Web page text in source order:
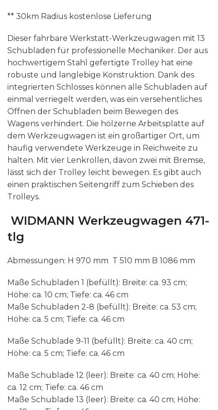
** 30km Radius kostenlose Lieferung
Dieser fahrbare Werkstatt-Werkzeugwagen mit 13
Schubladen für professionelle Mechaniker. Der aus
hochwertigem Stahl gefertigte Trolley hat eine
robuste und langlebige Konstruktion. Dank des
integrierten Schlosses können alle Schubladen auf
einmal verriegelt werden, was ein versehentliches
Öffnen der Schubladen beim Bewegen des
Wagens verhindert. Die hölzerne Arbeitsplatte auf
dem Werkzeugwagen ist ein großartiger Ort, um
häufig verwendete Werkzeuge in Reichweite zu
halten. Mit vier Lenkrollen, davon zwei mit Bremse,
lässt sich der Trolley leicht bewegen. Es gibt auch
einen praktischen Seitengriff zum Schieben des
Trolleys.
WIDMANN Werkzeugwagen 471-
tlg
Abmessungen: H 970 mm T 510 mm B 1086 mm
Maße Schubladen 1 (befüllt): Breite: ca. 93 cm;
Höhe: ca. 10 cm; Tiefe: ca. 46 cm
Maße Schubladen 2-8 (befüllt): Breite: ca. 53 cm;
Höhe: ca. 5 cm; Tiefe: ca. 46 cm
Maße Schublade 9-11 (befüllt): Breite: ca. 40 cm;
Höhe: ca. 5 cm; Tiefe: ca. 46 cm
Maße Schublade 12 (leer): Breite: ca. 40 cm; Höhe:
ca. 12 cm; Tiefe: ca. 46 cm
Maße Schublade 13 (leer): Breite: ca. 40 cm; Höhe: